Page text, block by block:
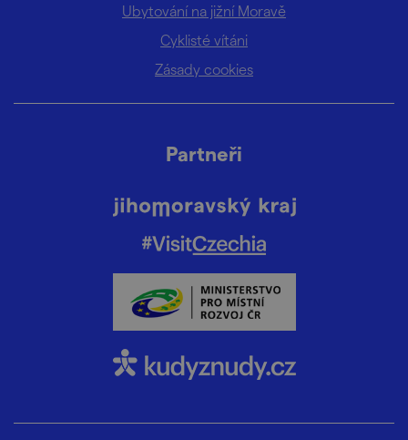
Ubytování na jižní Moravě
Cyklisté vítáni
Zásady cookies
Partneři